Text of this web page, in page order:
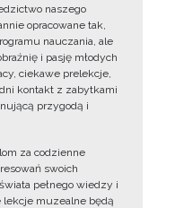
naszego
opracowane tak,
nauczania, ale
i pasję młodych
ciekawe prelekcje,
kontakt z zabytkami
przygodą i
za codzienne
swoich
pełnego wiedzy i
lekcje muzealne będą